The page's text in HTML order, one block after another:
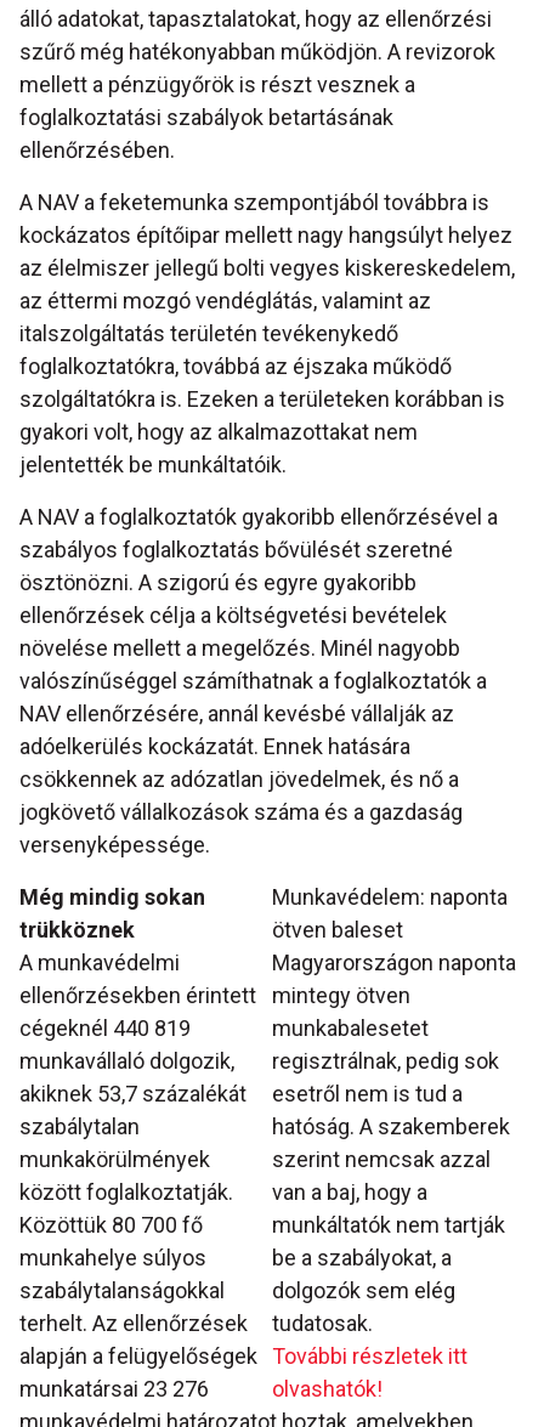
álló adatokat, tapasztalatokat, hogy az ellenőrzési
szűrő még hatékonyabban működjön. A revizorok
mellett a pénzügyőrök is részt vesznek a
foglalkoztatási szabályok betartásának
ellenőrzésében.
A NAV a feketemunka szempontjából továbbra is
kockázatos építőipar mellett nagy hangsúlyt helyez
az élelmiszer jellegű bolti vegyes kiskereskedelem,
az éttermi mozgó vendéglátás, valamint az
italszolgáltatás területén tevékenykedő
foglalkoztatókra, továbbá az éjszaka működő
szolgáltatókra is. Ezeken a területeken korábban is
gyakori volt, hogy az alkalmazottakat nem
jelentették be munkáltatóik.
A NAV a foglalkoztatók gyakoribb ellenőrzésével a
szabályos foglalkoztatás bővülését szeretné
ösztönözni. A szigorú és egyre gyakoribb
ellenőrzések célja a költségvetési bevételek
növelése mellett a megelőzés. Minél nagyobb
valószínűséggel számíthatnak a foglalkoztatók a
NAV ellenőrzésére, annál kevésbé vállalják az
adóelkerülés kockázatát. Ennek hatására
csökkennek az adózatlan jövedelmek, és nő a
jogkövető vállalkozások száma és a gazdaság
versenyképessége.
Munkavédelem: naponta
ötven baleset
Magyarországon naponta
mintegy ötven
munkabalesetet
regisztrálnak, pedig sok
esetről nem is tud a
hatóság. A szakemberek
szerint nemcsak azzal
van a baj, hogy a
munkáltatók nem tartják
be a szabályokat, a
dolgozók sem elég
tudatosak.
További részletek itt
olvashatók!
Még mindig sokan
trükköznek
A munkavédelmi
ellenőrzésekben érintett
cégeknél 440 819
munkavállaló dolgozik,
akiknek 53,7 százalékát
szabálytalan
munkakörülmények
között foglalkoztatják.
Közöttük 80 700 fő
munkahelye súlyos
szabálytalanságokkal
terhelt. Az ellenőrzések
alapján a felügyelőségek
munkatársai 23 276
munkavédelmi határozatot hoztak, amelyekben